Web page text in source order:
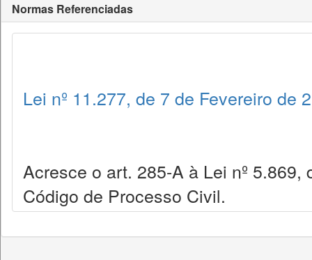
Normas Referenciadas
Lei nº 11.277, de 7 de Fevereiro de
Acresce o art. 285-A à Lei nº
Código de Processo Civil.